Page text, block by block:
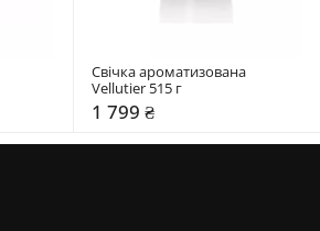
Свічка ароматизована
Vellutier 515 г
1 799 ₴